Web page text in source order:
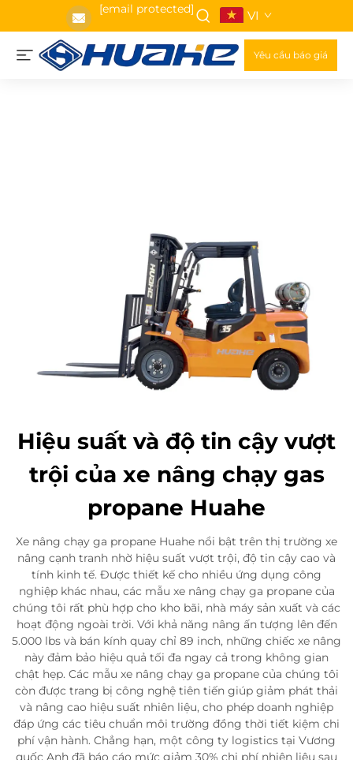
[email protected] VI
Yêu cầu báo giá
Hiệu suất và độ tin cậy vượt
trội của xe nâng chạy gas
propane Huahe
Xe nâng chạy ga propane Huahe nổi bật trên thị trường xe
nâng cạnh tranh nhờ hiệu suất vượt trội, độ tin cậy cao và
tính kinh tế. Được thiết kế cho nhiều ứng dụng công
nghiệp khác nhau, các mẫu xe nâng chạy ga propane của
chúng tôi rất phù hợp cho kho bãi, nhà máy sản xuất và các
hoạt động ngoài trời. Với khả năng nâng ấn tượng lên đến
5.000 lbs và bán kính quay chỉ 89 inch, những chiếc xe nâng
này đảm bảo hiệu quả tối đa ngay cả trong không gian
chật hẹp. Các mẫu xe nâng chạy ga propane của chúng tôi
còn được trang bị công nghệ tiên tiến giúp giảm phát thải
và nâng cao hiệu suất nhiên liệu, cho phép doanh nghiệp
đáp ứng các tiêu chuẩn môi trường đồng thời tiết kiệm chi
phí vận hành. Chẳng hạn, một công ty logistics tại Vương
quốc Anh đã báo cáo mức giảm 30% chi phí nhiên liệu sau